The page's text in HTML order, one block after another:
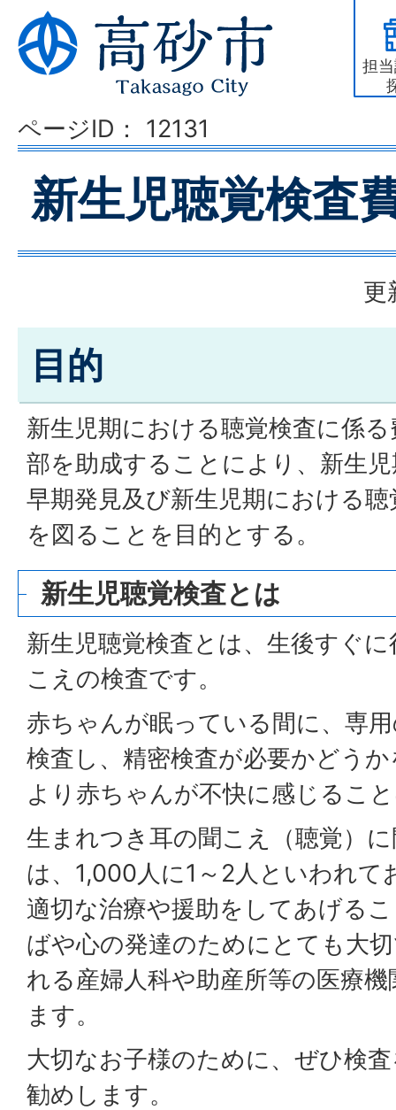
担
ページID： 12131
新生児聴覚検査
更
目的
新生児期における聴覚検査に係
部を助成することにより、新生
早期発見及び新生児期における
を図ることを目的とする。
新生児聴覚検査とは
新生児聴覚検査とは、生後すぐ
こえの検査です。
赤ちゃんが眠っている間に、専
検査し、精密検査が必要かどう
より赤ちゃんが不快に感じるこ
生まれつき耳の聞こえ（聴覚）
は、1,000人に1～2人といわれて
適切な治療や援助をしてあげる
ばや心の発達のためにとても大
れる産婦人科や助産所等の医療
ます。
大切なお子様のために、ぜひ検
勧めします。